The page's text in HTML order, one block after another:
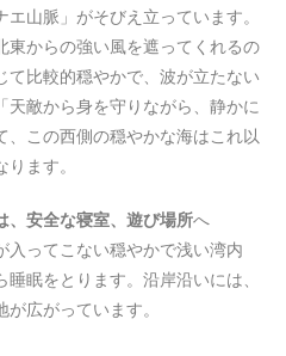
山脈」がそびえ立っています。
東からの強い風を遮ってくれるの
て比較的穏やかで、波が立たない
敵から身を守りながら、静かに
この西側の穏やかな海はこれ以
ます。
、安全な寝室、遊び場所へ
入ってこない穏やかで浅い湾内
眠をとります。沿岸沿いには、
広がっています。